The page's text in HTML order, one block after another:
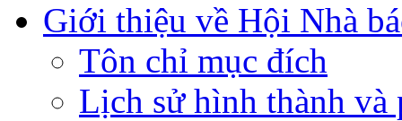
Giới thiệu về Hội Nhà
Tôn chỉ mục đích
Lịch sử hình thành và